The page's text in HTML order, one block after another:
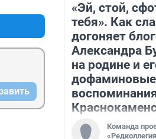
и
кто
«Эй, стой,
тебя». Как
догоняет
Александра
на родине и
дофаминовые
Команда